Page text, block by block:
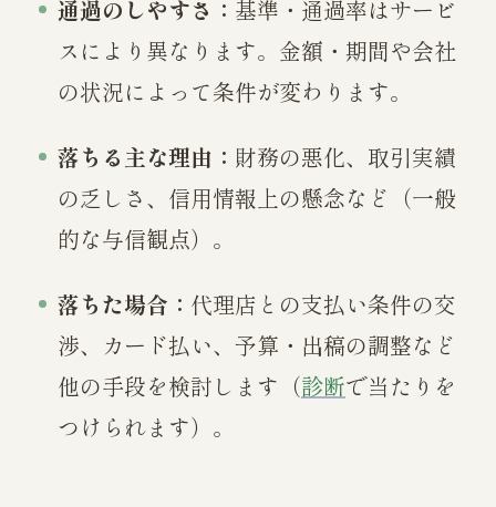
通過のしやすさ： 基準・通過率はサービ
スにより異なります。金額・期間や会社
の状況によって条件が変わります。
落ちる主な理由： 財務の悪化、取引実績
の乏しさ、信用情報上の懸念など（一般
的な与信観点）。
落ちた場合： 代理店との支払い条件の交
渉、カード払い、予算・出稿の調整など
他の手段を検討します（診断で当たりを
つけられます）。